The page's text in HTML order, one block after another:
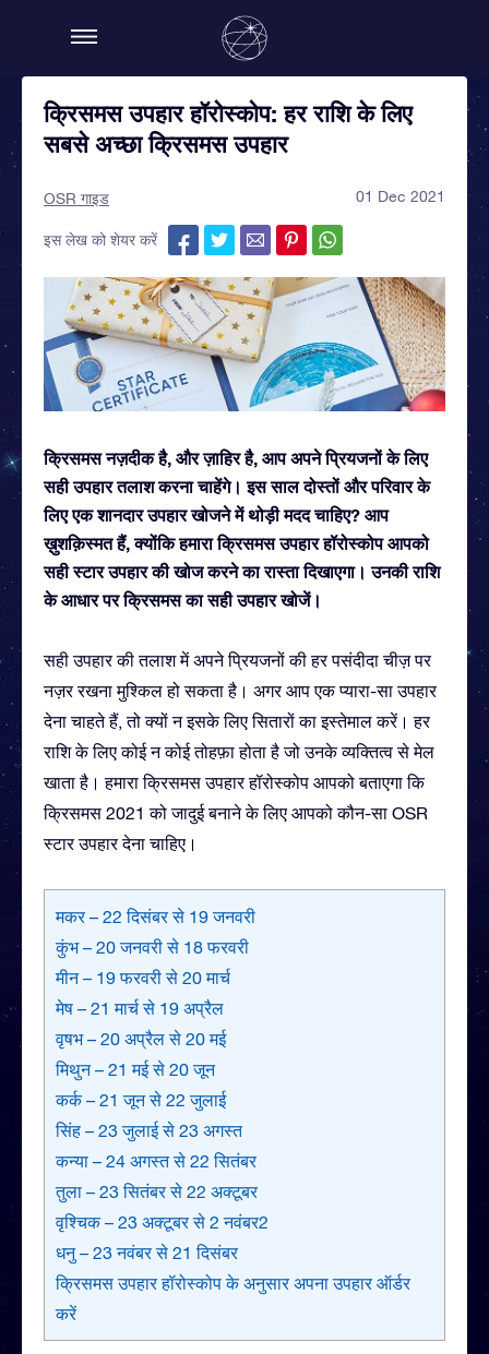
क्रिसमस उपहार हॉरोस्कोप: हर राशि के लिए
सबसे अच्छा क्रिसमस उपहार
OSR गाइड 01 Dec 2021
इस लेख को शेयर करें
क्रिसमस नज़दीक है, और ज़ाहिर है, आप अपने प्रियजनों के लिए
सही उपहार तलाश करना चाहेंगे। इस साल दोस्तों और परिवार के
लिए एक शानदार उपहार खोजने में थोड़ी मदद चाहिए? आप
ख़ुशक़िस्मत हैं, क्योंकि हमारा क्रिसमस उपहार हॉरोस्कोप आपको
सही स्टार उपहार की खोज करने का रास्ता दिखाएगा। उनकी राशि
के आधार पर क्रिसमस का सही उपहार खोजें।
सही उपहार की तलाश में अपने प्रियजनों की हर पसंदीदा चीज़ पर
नज़र रखना मुश्किल हो सकता है। अगर आप एक प्यारा-सा उपहार
देना चाहते हैं, तो क्यों न इसके लिए सितारों का इस्तेमाल करें। हर
राशि के लिए कोई न कोई तोहफ़ा होता है जो उनके व्यक्तित्व से मेल
खाता है। हमारा क्रिसमस उपहार हॉरोस्कोप आपको बताएगा कि
क्रिसमस 2021 को जादुई बनाने के लिए आपको कौन-सा OSR
स्टार उपहार देना चाहिए।
मकर – 22 दिसंबर से 19 जनवरी
कुंभ – 20 जनवरी से 18 फरवरी
मीन – 19 फरवरी से 20 मार्च
मेष – 21 मार्च से 19 अप्रैल
वृषभ – 20 अप्रैल से 20 मई
मिथुन – 21 मई से 20 जून
कर्क – 21 जून से 22 जुलाई
सिंह – 23 जुलाई से 23 अगस्त
कन्या – 24 अगस्त से 22 सितंबर
तुला – 23 सितंबर से 22 अक्टूबर
वृश्चिक – 23 अक्टूबर से 2 नवंबर2
धनु – 23 नवंबर से 21 दिसंबर
क्रिसमस उपहार हॉरोस्कोप के अनुसार अपना उपहार ऑर्डर
करें